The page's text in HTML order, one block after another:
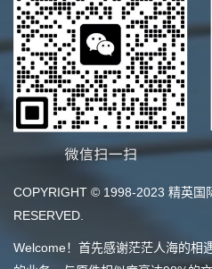
COPYRIGHT © 1998-2023 精英国
RESERVED.
Welcome！首先感谢茫茫人海的相